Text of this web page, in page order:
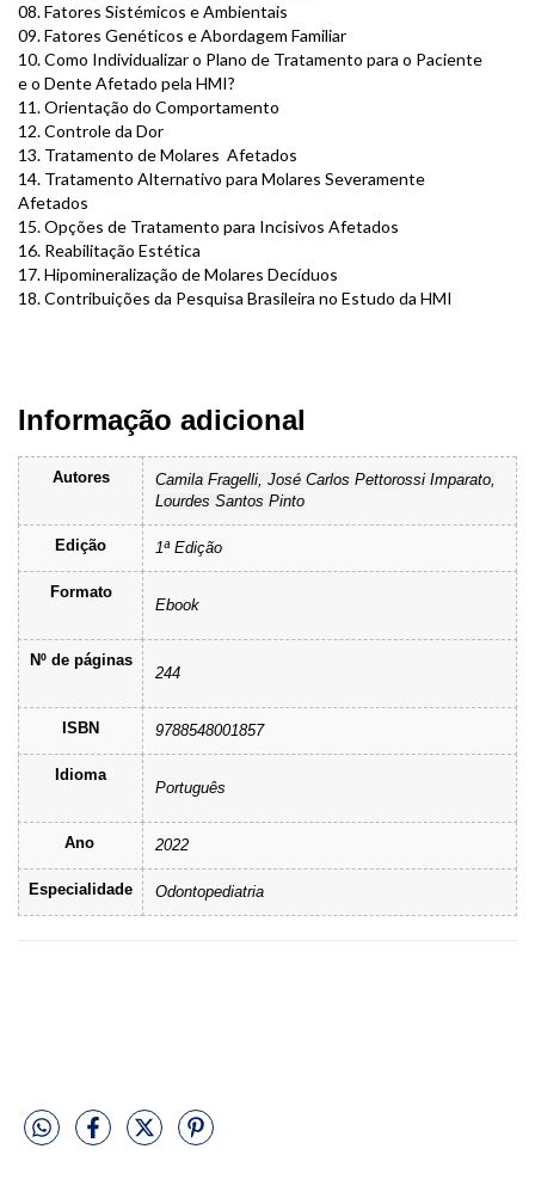
08. Fatores Sistémicos e Ambientais
09. Fatores Genéticos e Abordagem Familiar
10. Como Individualizar o Plano de Tratamento para o Paciente
e o Dente Afetado pela HMI?
11. Orientação do Comportamento
12. Controle da Dor
13. Tratamento de Molares Afetados
14. Tratamento Alternativo para Molares Severamente
Afetados
15. Opções de Tratamento para Incisivos Afetados
16. Reabilitação Estética
17. Hipomineralização de Molares Decíduos
18. Contribuições da Pesquisa Brasileira no Estudo da HMI
Informação adicional
Autores
Camila Fragelli, José Carlos Pettorossi Imparato,
Lourdes Santos Pinto
Edição 1ª Edição
Formato
Ebook
Nº de páginas
244
ISBN 9788548001857
Idioma
Português
Ano 2022
Especialidade Odontopediatria